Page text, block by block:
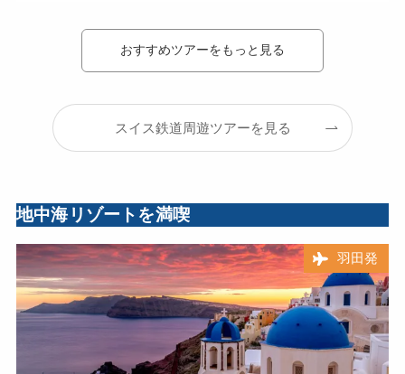
おすすめツアーをもっと見る
スイス鉄道周遊ツアーを見る
地中海リゾートを満喫
羽田発